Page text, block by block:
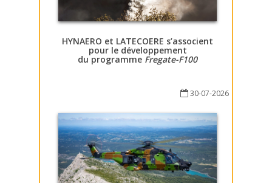
HYNAERO et LATECOERE s’associent
pour le développement
du programme Fregate-F100
30-07-2026